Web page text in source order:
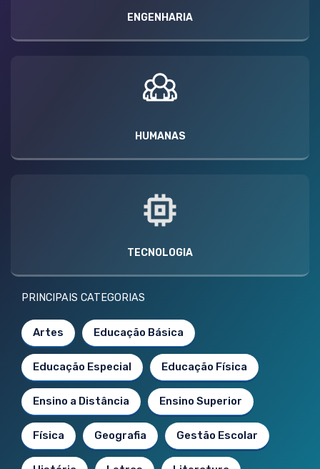
ENGENHARIA
HUMANAS
TECNOLOGIA
PRINCIPAIS CATEGORIAS
Artes Educação Básica
Educação Especial Educação Física
Ensino a Distância Ensino Superior
Física Geografia Gestão Escolar